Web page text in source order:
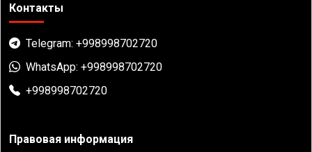
Контакты
Telegram: +998998702720
WhatsApp: +998998702720
+998998702720
Правовая информация